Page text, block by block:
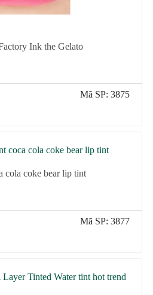
cream
Ink the Gelato
Mã SP: 3875
cola coke bear lip tint
Mã SP: 3877